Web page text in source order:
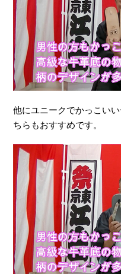
他にユニークでかっこい
ちらもおすすめです。